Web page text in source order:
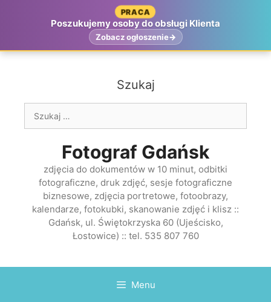
PRACA
Poszukujemy osoby do obsługi Klienta
Zobacz ogłoszenie
Szukaj
Fotograf Gdańsk
zdjęcia do dokumentów w 10 minut, odbitki
fotograficzne, druk zdjęć, sesje fotograficzne
biznesowe, zdjęcia portretowe, fotoobrazy,
kalendarze, fotokubki, skanowanie zdjęć i klisz ::
Gdańsk, ul. Świętokrzyska 60 (Ujeścisko,
Łostowice) :: tel. 535 807 760
Menu